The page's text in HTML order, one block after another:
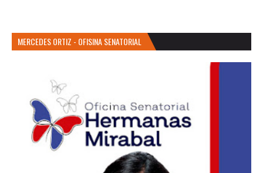
MERCEDES ORTIZ - OFISINA SENATORIAL